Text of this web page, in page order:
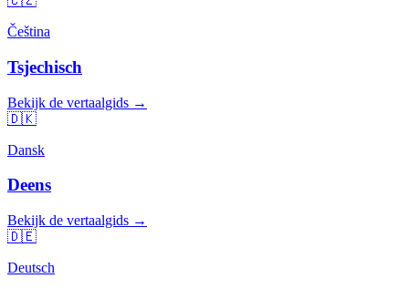
Čeština
Tsjechisch
Bekijk de vertaalgids →
🇩🇰
Dansk
Deens
Bekijk de vertaalgids →
🇩🇪
Deutsch